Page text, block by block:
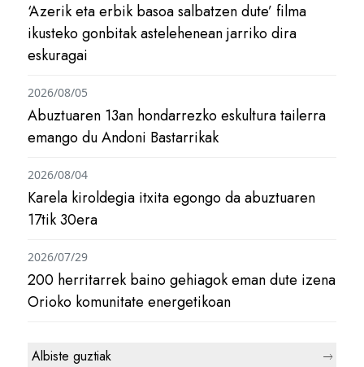
‘Azerik eta erbik basoa salbatzen dute’ filma
ikusteko gonbitak astelehenean jarriko dira
eskuragai
Abuztuaren 13an hondarrezko eskultura tailerra
emango du Andoni Bastarrikak
2026/08/05
Karela kiroldegia itxita egongo da abuztuaren
17tik 30era
2026/08/04
200 herritarrek baino gehiagok eman dute izena
Orioko komunitate energetikoan
2026/07/29
Albiste guztiak